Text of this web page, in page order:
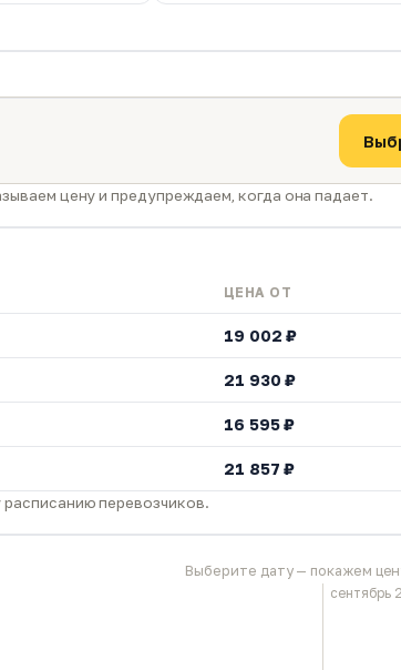
цену и предупреждаем, когда она падает.
ЦЕНА ОТ
19 002 ₽
21 930 ₽
16 595 ₽
21 857 ₽
перевозчиков.
Выберите дату — покажем
сентябрь